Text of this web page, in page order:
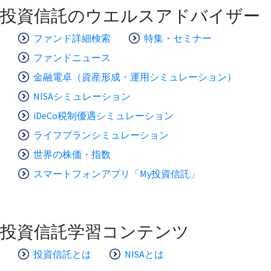
投資信託のウエルスアドバイザー
ファンド詳細検索
特集・セミナー
ファンドニュース
金融電卓（資産形成・運用シミュレーション）
NISAシミュレーション
iDeCo税制優遇シミュレーション
ライフプランシミュレーション
世界の株価・指数
スマートフォンアプリ「My投資信託」
投資信託学習コンテンツ
投資信託とは NISAとは